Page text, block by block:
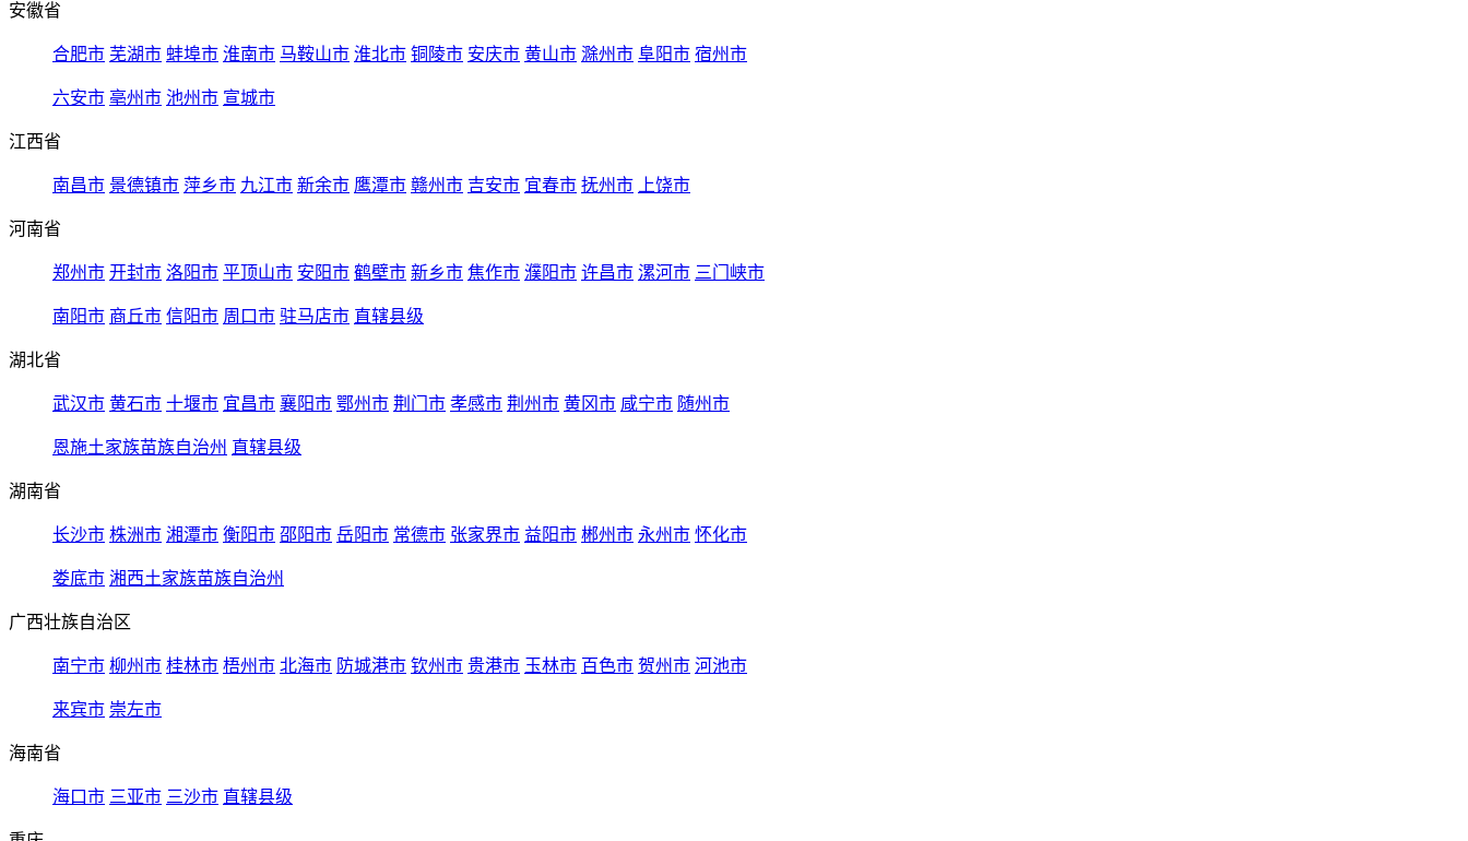
安徽省
合肥市 芜湖市 蚌埠市 淮南市 马鞍山市 淮北市 铜陵市 安庆市 黄山市 滁州市 阜阳市 宿州市
六安市 亳州市 池州市 宣城市
江西省
南昌市 景德镇市 萍乡市 九江市 新余市 鹰潭市 赣州市 吉安市 宜春市 抚州市 上饶市
河南省
郑州市 开封市 洛阳市 平顶山市 安阳市 鹤壁市 新乡市 焦作市 濮阳市 许昌市 漯河市 三门峡市
南阳市 商丘市 信阳市 周口市 驻马店市 直辖县级
湖北省
武汉市 黄石市 十堰市 宜昌市 襄阳市 鄂州市 荆门市 孝感市 荆州市 黄冈市 咸宁市 随州市
恩施土家族苗族自治州 直辖县级
湖南省
长沙市 株洲市 湘潭市 衡阳市 邵阳市 岳阳市 常德市 张家界市 益阳市 郴州市 永州市 怀化市
娄底市 湘西土家族苗族自治州
广西壮族自治区
南宁市 柳州市 桂林市 梧州市 北海市 防城港市 钦州市 贵港市 玉林市 百色市 贺州市 河池市
来宾市 崇左市
海南省
海口市 三亚市 三沙市 直辖县级